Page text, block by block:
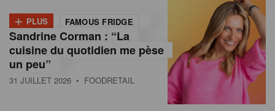
m
a
+ PLUS FAMOUS FRIDGE
Sandrine Corman : “La
cuisine du quotidien me pèse
un peu”
31 JUILLET 2026 • FOODRETAIL